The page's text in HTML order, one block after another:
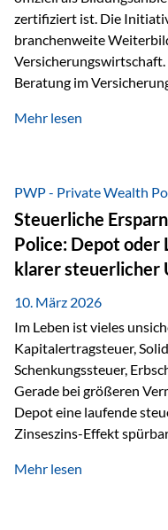
zertifiziert ist. Die
branchenweite
Beratung im
Personen transparent zu
Stunden pro Jahr für
Versicherungsbranche.
von „gut beraten“
zentral erfasst und
zertifiziert Als
Webinare nun für die…
Mehr lesen
PWP - Private Wealth
Steuerliche
Police: Depot oder
klarer steuerlicher
10. März 2026
Im Leben ist vieles
Kapitalertragsteuer,
Schenkungssteuer,
Gerade bei größeren
Depot eine laufende
Zinseszins-Effekt
nicht laufend Kapital
Mehr lesen